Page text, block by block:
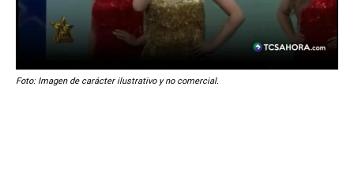
Foto: Imagen de carácter ilustrativo y no comercial.